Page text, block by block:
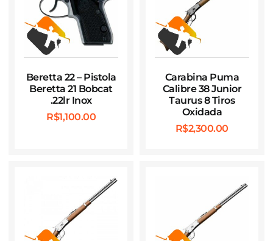
Beretta 22 – Pistola
Beretta 21 Bobcat
.22lr Inox
R$1,100.00
Carabina Puma
Calibre 38 Junior
Taurus 8 Tiros
Oxidada
R$2,300.00